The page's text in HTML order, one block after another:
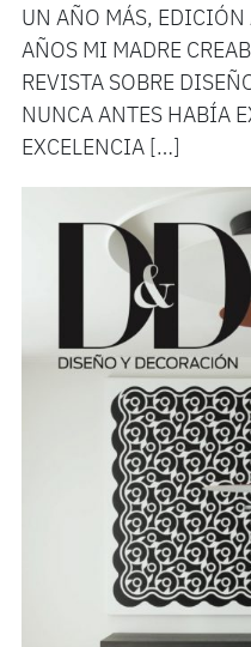
UN AÑO MÁS,
AÑOS MI MADRE
REVISTA SOBRE
NUNCA ANTES HABÍA
EXCELENCIA […]